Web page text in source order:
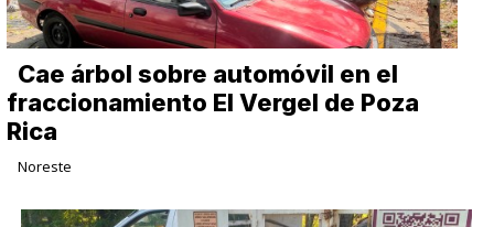
Cae árbol sobre automóvil en el
fraccionamiento El Vergel de Poza
Rica
Noreste